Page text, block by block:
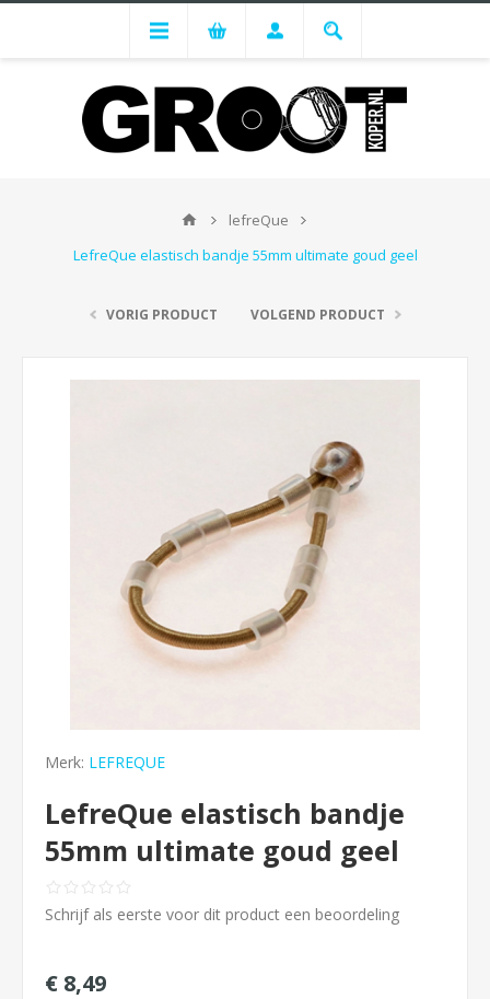
lefreQue
LefreQue elastisch bandje 55mm ultimate goud geel
VORIG PRODUCT VOLGEND PRODUCT
Merk: LEFREQUE
LefreQue elastisch bandje
55mm ultimate goud geel
Schrijf als eerste voor dit product een beoordeling
€ 8,49